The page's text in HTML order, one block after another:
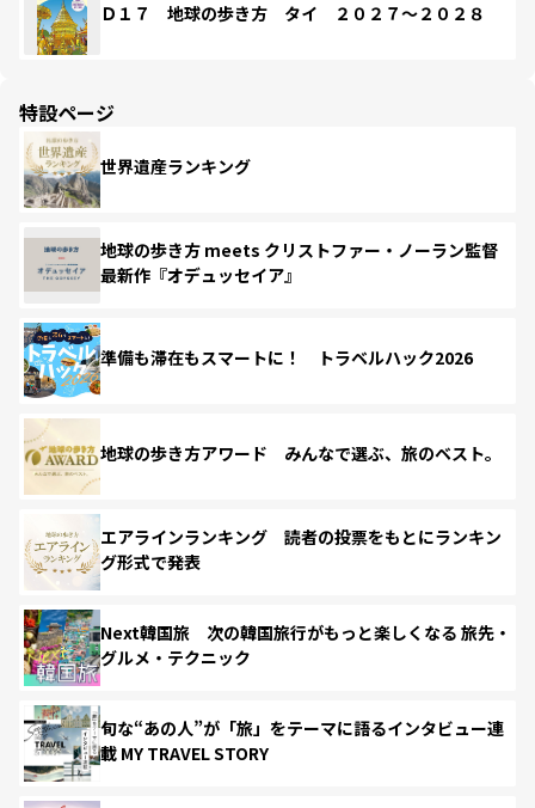
Ｄ１７ 地球の歩き方 タイ ２０２７～２０２８
特設ページ
世界遺産ランキング
地球の歩き方 meets クリストファー・ノーラン監督
最新作『オデュッセイア』
準備も滞在もスマートに！ トラベルハック2026
地球の歩き方アワード みんなで選ぶ、旅のベスト。
エアラインランキング 読者の投票をもとにランキン
グ形式で発表
Next韓国旅 次の韓国旅行がもっと楽しくなる 旅先・
グルメ・テクニック
旬な“あの人”が「旅」をテーマに語るインタビュー連
載 MY TRAVEL STORY